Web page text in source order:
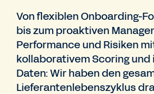
Von flexiblen Onboarding-
bis zum proaktiven
Performance und Risiken
kollaborativem Scoring
Daten: Wir haben den
Lieferantenlebenszyklus